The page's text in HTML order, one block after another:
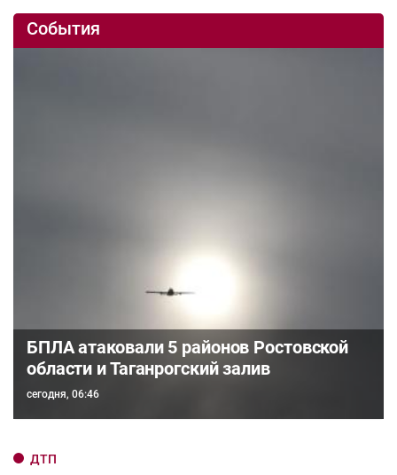
События
БПЛА атаковали 5 районов Ростовской
области и Таганрогский залив
сегодня, 06:46
ДТП